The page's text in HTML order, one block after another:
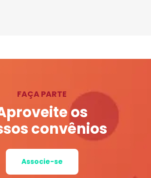
FAÇA PARTE
os
convênios
Associe-se